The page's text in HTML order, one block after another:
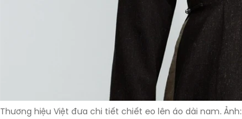
Thương hiệu Việt đưa chi tiết chiết eo lên áo dài nam. Ảnh: